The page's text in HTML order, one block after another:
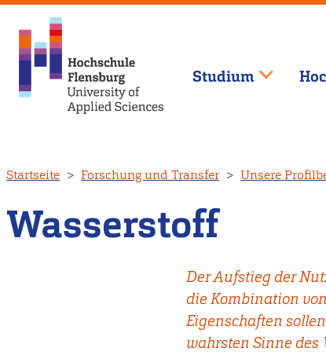
zum
Inhalt
Studium
Startseite Forschung und Transfer Unsere
Wasserstoff
Der Aufstieg der
die Kombination
Eigenschaften
wahrsten Sinne des